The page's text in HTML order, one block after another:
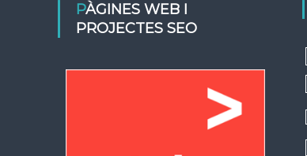
PÀGINES WEB I
PROJECTES SEO